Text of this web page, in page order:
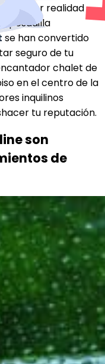
hacer realidad
pesadilla
se han convertido
seguro de tu
chalet de
en el centro de la
inquilinos
tu reputación.
son
de